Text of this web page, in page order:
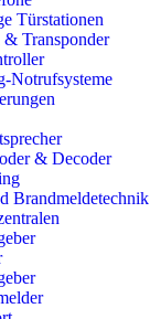
Türstationen
Transponder
Notrufsysteme
& Decoder
Brandmeldetechnik